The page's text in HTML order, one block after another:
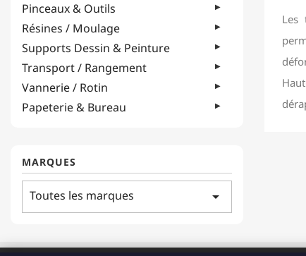
Pinceaux & Outils
Résines / Moulage
Supports Dessin & Peinture
Transport / Rangement
Vannerie / Rotin
Papeterie & Bureau
MARQUES
Toutes les marques arrow_drop_down
Les